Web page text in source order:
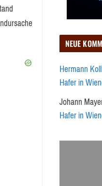
NEUE
Hermann
Hafer in
Johann
Hafer in